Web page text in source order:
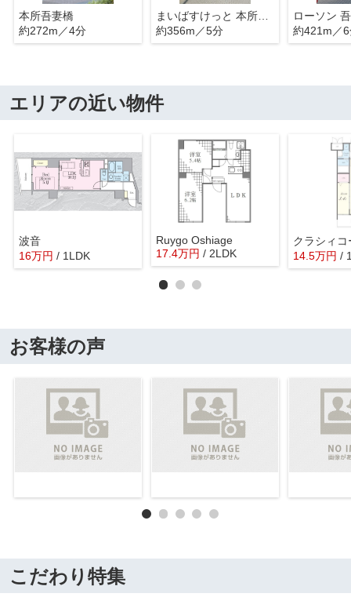
本所吾妻橋
約272m／4分
まいばすけっと 本所吾妻橋駅前店
約356m／5分
約421m／
エリアの近い物件
波音
16万円 / 1LDK
Ruygo Oshiage
17.4万円 / 2LDK
クラシィコ
14.5万円 /
お客様の声
こだわり特集